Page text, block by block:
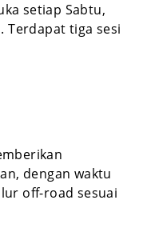
setiap Sabtu,
Terdapat tiga sesi
dengan waktu
off-road sesuai